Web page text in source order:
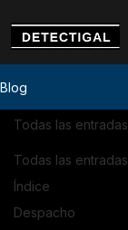
Blog
Todas las entradas
Índice
Despacho
Todas las entradas